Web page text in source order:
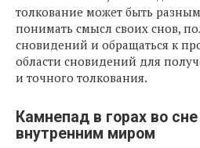
толкование может быть
понимать смысл своих снов,
сновидений и обращаться к
области сновидений для
и точного толкования.
Камнепад в горах во
внутренним миром